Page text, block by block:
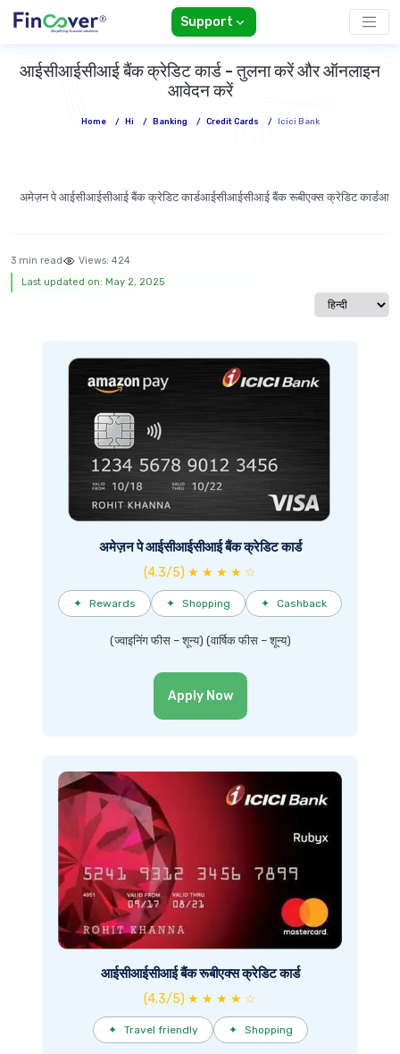
Support
आईसीआईसीआई बैंक क्रेडिट कार्ड - तुलना करें और ऑनलाइन
आवेदन करें
Home / Hi / Banking / Credit Cards / Icici Bank
अमेज़न पे आईसीआईसीआई बैंक क्रेडिट कार्डआईसीआईसीआई बैंक रूबीएक्स क्रेडिट कार्ड
3 min read Views: 424
Last updated on: May 2, 2025
Select
अमेज़न पे आईसीआईसीआई बैंक क्रेडिट कार्ड
(4.3/5) ★ ★ ★ ★ ☆
✦ Rewards ✦ Shopping ✦ Cashback
(ज्वाइनिंग फीस – शून्य) (वार्षिक फीस – शून्य)
Apply Now
आईसीआईसीआई बैंक रूबीएक्स क्रेडिट कार्ड
(4.3/5) ★ ★ ★ ★ ☆
✦ Travel friendly ✦ Shopping